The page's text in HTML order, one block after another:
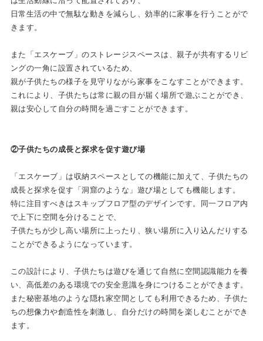
⽇常⽣活の中で無駄な動きを減らし、効率的に家事を⾏うことがで
きます。
また「エスケーブ」のストレージスペースは、親⼦が共有するリビ
ングの⼀⾓に設置されているため、
親が⼦供たちの様⼦を⾒守りながら家事をこなすことができます。
これにより、⼦供たちは常に親の⽬が届く場所で遊ぶことができ、
親は安⼼して⾃分の時間を過ごすことができます。
②⼦供たちの成⻑と探求を促す遊び場
「エスケーブ」は収納スペースとしての機能に加えて、⼦供たちの
成⻑と探求を促す「洞窟のような」遊び場としても機能します。
特に注⽬すべきはスキップフロア型のデザインです。同⼀フロア内
で上下に空間を分けることで、
⼦供たちが少し⾼い場所に上ったり、狭い場所に⼊り込んだりする
ことができるようになっています。
この設計により、⼦供たちは遊びを通じて⾃然に空間認識能⼒を養
い、⾼低差のある環境での安全意識を⾝につけることができます。
また秘密基地のような隠れ家空間としても利⽤できるため、⼦供た
ちの想像⼒や創造性を刺激し、⾃分だけの時間を楽しむことができ
ます。